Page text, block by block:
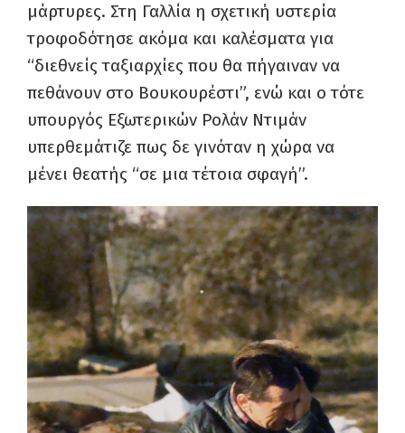
μάρτυρες. Στη Γαλλία η σχετική υστερία
τροφοδότησε ακόμα και καλέσματα για
“διεθνείς ταξιαρχίες που θα πήγαιναν να
πεθάνουν στο Βουκουρέστι”, ενώ και ο τότε
υπουργός Εξωτερικών Ρολάν Ντιμάν
υπερθεμάτιζε πως δε γινόταν η χώρα να
μένει θεατής “σε μια τέτοια σφαγή”.